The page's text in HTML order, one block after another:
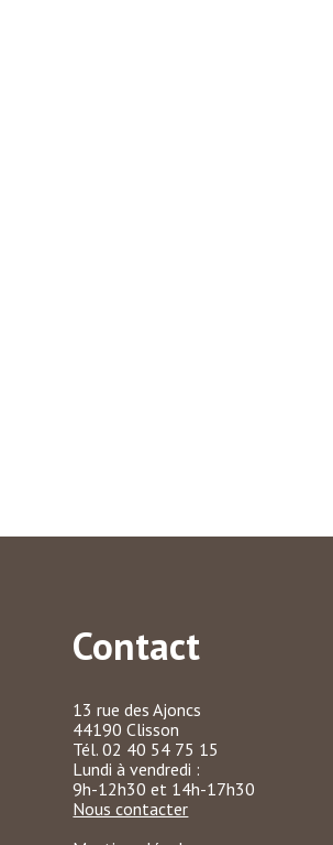
Contact
13 rue des Ajoncs
44190 Clisson
Tél. 02 40 54 75 15
Lundi à vendredi :
9h-12h30 et 14h-17h30
Nous contacter